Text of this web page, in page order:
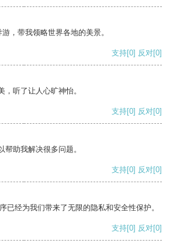
，带我领略世界各地的美景。
支持[0] 反对[0]
听了让人心旷神怡。
支持[0] 反对[0]
助我解决很多问题。
支持[0] 反对[0]
已经为我们带来了无限的隐私和安全性保护。
支持[0] 反对[0]